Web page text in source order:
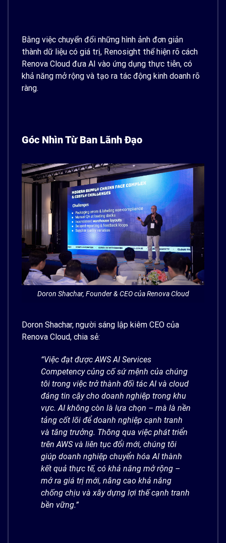
Bằng việc chuyển đổi những hình ảnh đơn giản
thành dữ liệu có giá trị, Renosight thể hiện rõ cách
Renova Cloud đưa AI vào ứng dụng thực tiễn, có
khả năng mở rộng và tạo ra tác động kinh doanh rõ
ràng.
Góc Nhìn Từ Ban Lãnh Đạo
Doron Shachar, Founder & CEO của Renova Cloud
Doron Shachar, người sáng lập kiêm CEO của
Renova Cloud, chia sẻ:
“Việc đạt được AWS AI Services
Competency củng cố sứ mệnh của chúng
tôi trong việc trở thành đối tác AI và cloud
đáng tin cậy cho doanh nghiệp trong khu
vực. AI không còn là lựa chọn – mà là nền
tảng cốt lõi để doanh nghiệp cạnh tranh
và tăng trưởng. Thông qua việc phát triển
trên AWS và liên tục đổi mới, chúng tôi
giúp doanh nghiệp chuyển hóa AI thành
kết quả thực tế, có khả năng mở rộng –
mở ra giá trị mới, nâng cao khả năng
chống chịu và xây dựng lợi thế cạnh tranh
bền vững.”